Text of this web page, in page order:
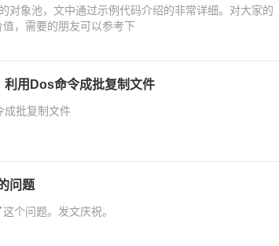
对象池，文中通过示例代码介绍的非常详细。对大家的
，需要的朋友可以参考下
用Dos命令成批复制文件
成批复制文件
问题
个问题。发文庆祝。